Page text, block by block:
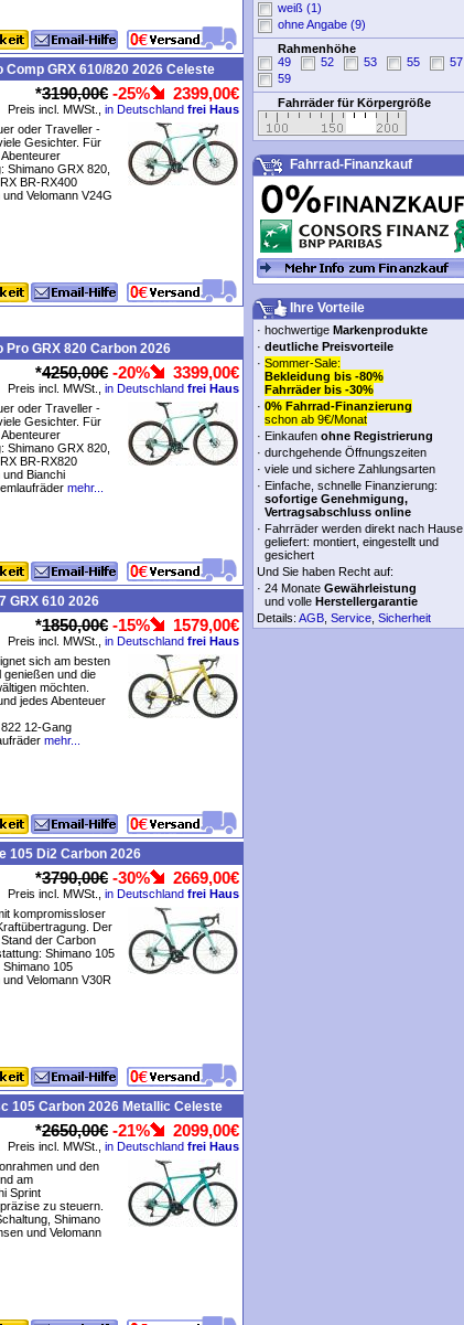
GRX 610/820 2026 Celeste
*3190,00€ -25% 2399,00€
Preis incl. MWSt., in Deutschland frei Haus
oder Traveller -
Gesichter. Für
Shimano GRX 820,
BR-RX400
Velomann V24G
GRX 820 Carbon 2026
*4250,00€ -20% 3399,00€
Preis incl. MWSt., in Deutschland frei Haus
oder Traveller -
Gesichter. Für
Shimano GRX 820,
BR-RX820
Bianchi
mehr...
GRX 610 2026
*1850,00€ -15% 1579,00€
Preis incl. MWSt., in Deutschland frei Haus
sich am besten
genießen und die
möchten.
jedes Abenteuer
12-Gang
mehr...
105 Di2 Carbon 2026
*3790,00€ -30% 2669,00€
Preis incl. MWSt., in Deutschland frei Haus
kompromissloser
Der
der Carbon
Shimano 105
105
Velomann V30R
105 Carbon 2026 Metallic Celeste
*2650,00€ -21% 2099,00€
Preis incl. MWSt., in Deutschland frei Haus
und den
am
Sprint
zu steuern.
Shimano
und Velomann
weiß (1)
ohne Angabe (9)
Rahmenhöhe
49
52 53 55
57
59
Fahrräder für Körpergröße
Fahrrad-Finanzkauf
Ihre Vorteile
· hochwertige Markenprodukte
· deutliche Preisvorteile
· Sommer-Sale:
Bekleidung bis -80%
Fahrräder bis -30%
· 0% Fahrrad-Finanzierung
schon ab 9€/Monat
· Einkaufen ohne Registrierung
· durchgehende Öffnungszeiten
· viele und sichere Zahlungsarten
· Einfache, schnelle Finanzierung:
sofortige Genehmigung,
Vertragsabschluss online
· Fahrräder werden direkt nach Hause
geliefert: montiert, eingestellt und
gesichert
Und Sie haben Recht auf:
· 24 Monate Gewährleistung
und volle Herstellergarantie
Details: AGB Service Sicherheit